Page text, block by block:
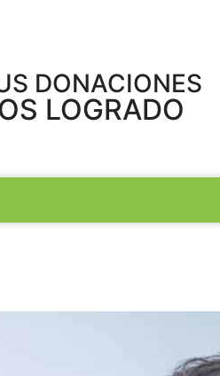
DONACIONES
LOGRADO